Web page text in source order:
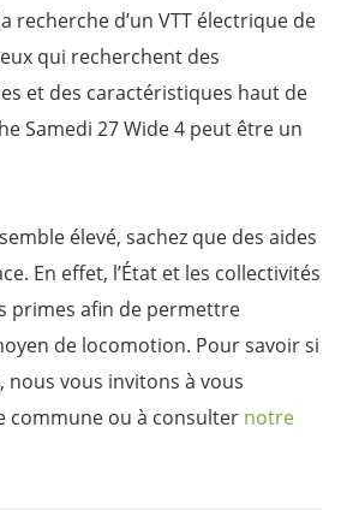
recherche d’un VTT électrique de
qui recherchent des
et des caractéristiques haut de
Samedi 27 Wide 4 peut être un
élevé, sachez que des aides
En effet, l’État et les collectivités
primes afin de permettre
de locomotion. Pour savoir si
nous vous invitons à vous
commune ou à consulter notre